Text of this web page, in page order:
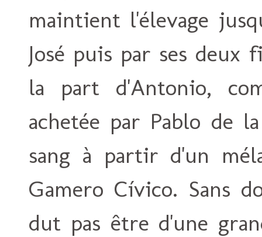
maintient l'élevage
José puis par ses deux
la part d'Antonio,
achetée par Pablo de
sang à partir d'un
Gamero Cívico. Sans
dut pas être d'une